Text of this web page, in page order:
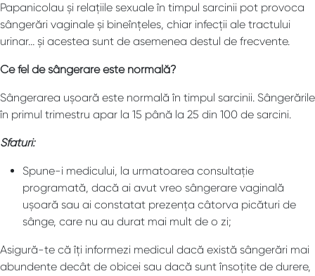
Papanicolau și relațiile sexuale în timpul sarcinii pot provoca
sângerări vaginale și bineînțeles, chiar infecții ale tractului
urinar… și acestea sunt de asemenea destul de frecvente.
Ce fel de sângerare este normală?
Sângerarea ușoară este normală în timpul sarcinii. Sângerările
în primul trimestru apar la 15 până la 25 din 100 de sarcini.
Sfaturi:
Spune-i medicului, la urmatoarea consultație
programată, dacă ai avut vreo sângerare vaginală
ușoară sau ai constatat prezența câtorva picături de
sânge, care nu au durat mai mult de o zi;
Asigură-te că îți informezi medicul dacă există sângerări mai
abundente decât de obicei sau dacă sunt însoțite de durere,